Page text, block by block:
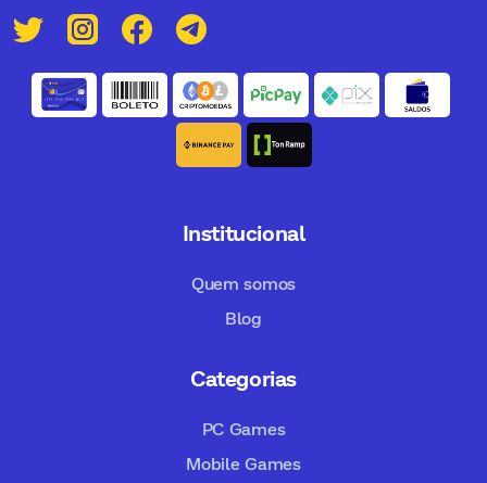
Institucional
Quem somos
Blog
Categorias
PC Games
Mobile Games